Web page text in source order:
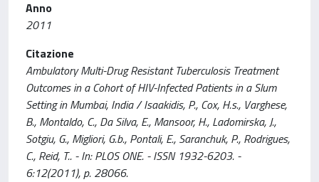
Anno
2011
Citazione
Ambulatory Multi-Drug Resistant Tuberculosis Treatment
Outcomes in a Cohort of HIV-Infected Patients in a Slum
Setting in Mumbai, India / Isaakidis, P., Cox, H.s., Varghese,
B., Montaldo, C., Da Silva, E., Mansoor, H., Ladomirska, J.,
Sotgiu, G., Migliori, G.b., Pontali, E., Saranchuk, P., Rodrigues,
C., Reid, T.. - In: PLOS ONE. - ISSN 1932-6203. -
6:12(2011), p. 28066.